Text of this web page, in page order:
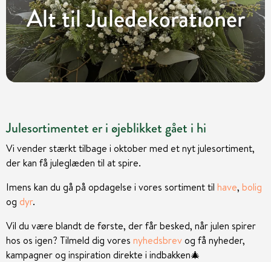
Alt til Juledekorationer
Julesortimentet er i øjeblikket gået i hi
Vi vender stærkt tilbage i oktober med et nyt julesortiment,
der kan få juleglæden til at spire.
Imens kan du gå på opdagelse i vores sortiment til have, bolig
og dyr.
Vil du være blandt de første, der får besked, når julen spirer
hos os igen? Tilmeld dig vores nyhedsbrevog få nyheder,
kampagner og inspiration direkte i indbakken🎄